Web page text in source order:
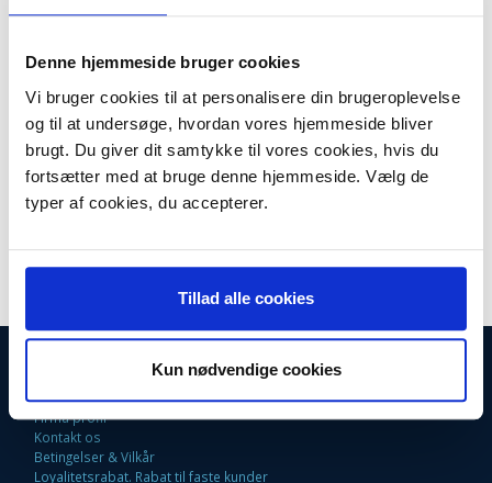
Denne hjemmeside bruger cookies
Vi bruger cookies til at personalisere din brugeroplevelse
og til at undersøge, hvordan vores hjemmeside bliver
brugt. Du giver dit samtykke til vores cookies, hvis du
fortsætter med at bruge denne hjemmeside. Vælg de
typer af cookies, du accepterer.
Tillad alle cookies
Kun nødvendige cookies
Kapacitet: 2.500 sider
Passer til følgende printere:
Officejet Pro X451
Officejet Pro X476
Officejet Pro X551
Fortrydelsesret
Firma profil
Kontakt os
Betingelser & Vilkår
Loyalitetsrabat. Rabat til faste kunder